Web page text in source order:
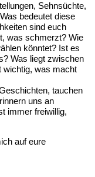
Sehnsüchte,
bedeutet diese
sind euch
was schmerzt? Wie
könntet? Ist es
Was liegt zwischen
wichtig, was macht
tauchen
uns an
immer freiwillig,
auf eure